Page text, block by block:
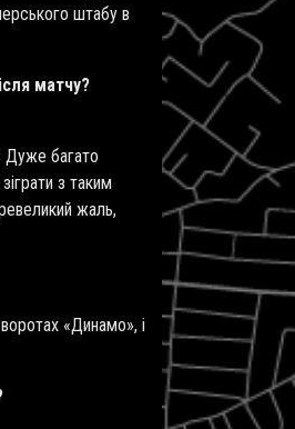
штабу в
матчу?
Дуже багато
з таким
жаль,
«Динамо», і